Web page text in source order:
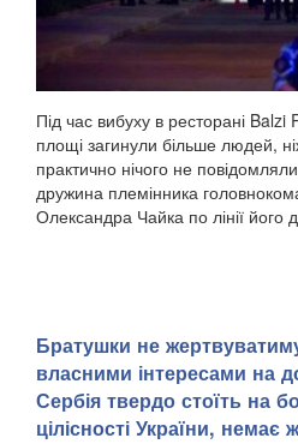
Під час вибуху в ресторані Balzi
площі загинули більше людей,
практично нічого не
дружина племінника
Олександра Чайка по лінії
Братушки не
власними інтересами на
Сербія твердо стоїть на
цілісності України,